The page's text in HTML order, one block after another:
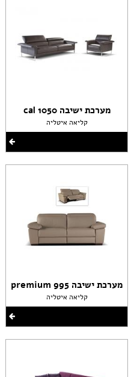
מערכת ישיבה cal 1050
קליאה איטליה
מערכת ישיבה premium 995
קליאה איטליה